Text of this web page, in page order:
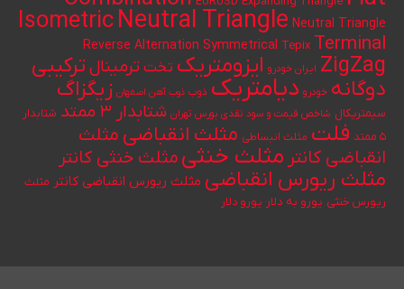
IsometricNeutral Triangle Neutral Triangle
Reverse Alternation Symmetrical Tepix Terminal
ZigZag ایران خودرو ایزومتریک تختترمینال ترکیبی
دوگانه خودرو دیامتریک ذوب ذوب آهن اصفهان زیگزاگ
سیمتریکال شاخص قیمت و سود نقدی بورس تهران شتابدار ۳ ممتد
شتابدار
۵ ممتد
فلت مثلث انبساطی مثلث انقباضی مثلث
انقباضی کانتر مثلث خنثی مثلث خنثی کانتر
مثلث ریورس انقباضی مثلث ریورس انقباضی کانتر مثلث
ریورس خنثی یورو به دلار یورو دلار